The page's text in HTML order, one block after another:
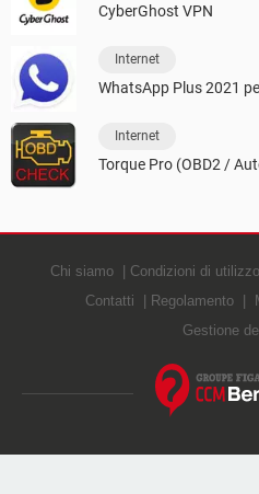
CyberGhost VPN
Internet
WhatsApp Plus 2021
Internet
Torque Pro (OBD2 /
Chi siamo Condizioni di utilizzo
Contatti
Regolamento
Gestione